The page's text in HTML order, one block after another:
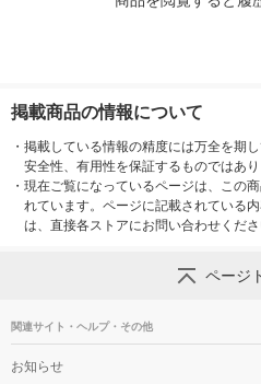
掲載商品の情報について
・ 掲載している情報の精度には万全を期
安全性、有用性を保証するものではあり
・ 現在ご覧になっているページは、この
れています。ページに記載されている
は、直接各ストアにお問い合わせくださ
ページ
関連サイト・ヘルプ・その他
お知らせ